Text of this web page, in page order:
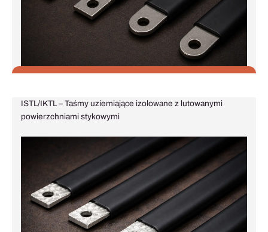
ISTL/IKTL – Taśmy uziemiające izolowane z lutowanymi
powierzchniami stykowymi